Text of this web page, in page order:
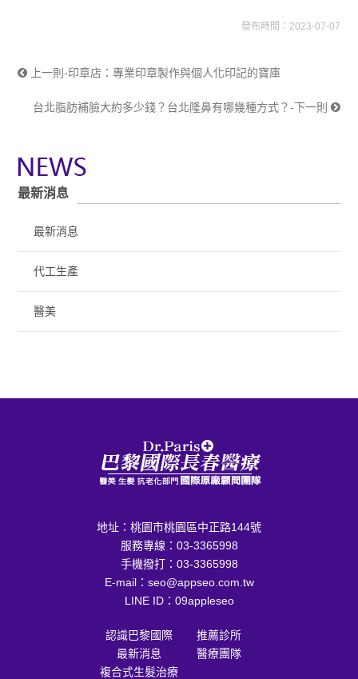
發布時間：2023-07-07
上一則-印章店：專業印章製作與個人化印記的寶庫
台北脂肪補臉大約多少錢？台北隆鼻有哪幾種方式？-下一則
最新消息
最新消息
代工生產
醫美
地址： 桃園市桃園區中正路144號
服務專線： 03-3365998
手機撥打： 03-3365998
E-mail： seo@appseo.com.tw
LINE ID： 09appleseo
認識巴黎國際
推薦診所
最新消息
醫療團隊
複合式生髮治療